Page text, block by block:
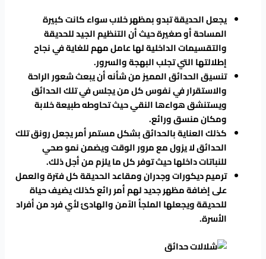
يجعل الحديقة تبدو بمظهر خلاب سواء كانت كبيرة
المساحة أو صغيرة حيث أن التنظيم الجيد للحديقة
والتقسيمات الداخلية لها عامل مهم للغاية في نجاح
إطلالتها التي تجلب البهجة والسرور.
تنسيق الحدائق المميز من شأنه أن يبعث شعور الراحة
والاستقرار في نفوس كل من يجلس في تلك الحدائق
ويستنشق هواءها النقي حيث تحاوطه طبيعة خلابة
ومكان منسق ورائع.
كذلك العناية بالحدائق بشكل مستمر أمر يجعل رونق تلك
الحدائق لا يزول مع مرور الوقت ويضمن نمو صحي
للنباتات داخلها حيث توفر كل ما يلزم من أجل ذلك.
ترميم ديكورات وجدران ومقاعد الحديقة كل فترة والعمل
على إضافة مظهر جديد لهم أمر رائع كذلك يضيف حياة
للحديقة ويجعلها الملجأ الآمن والهادئ لأي فرد من أفراد
الأسرة.